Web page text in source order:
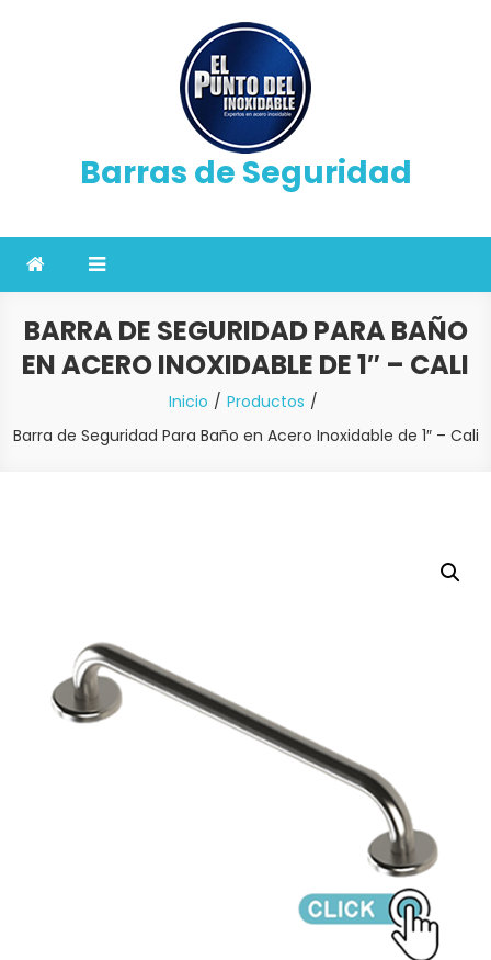
Barras de Seguridad
BARRA DE SEGURIDAD PARA BAÑO
EN ACERO INOXIDABLE DE 1″ – CALI
Inicio
Productos
Barra de Seguridad Para Baño en Acero Inoxidable de 1″ – Cali